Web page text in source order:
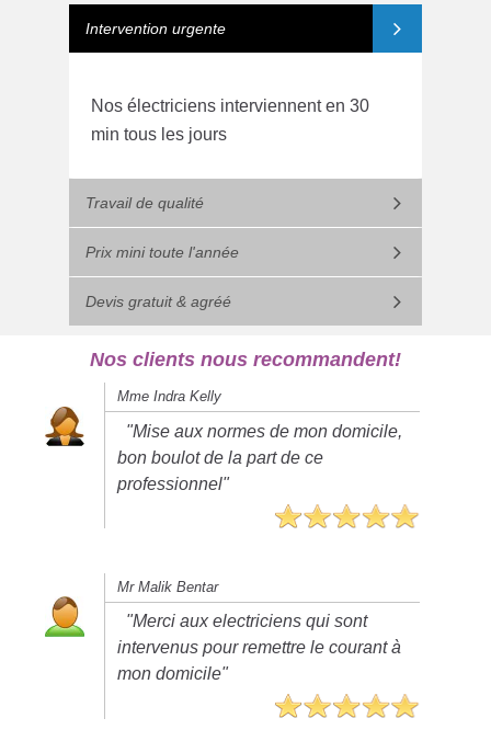
Intervention urgente
Nos électriciens interviennent en 30
min tous les jours
Travail de qualité
Prix mini toute l'année
Devis gratuit & agréé
Nos clients nous recommandent!
Mme Indra Kelly
"Mise aux normes de mon domicile,
bon boulot de la part de ce
professionnel"
Mr Malik Bentar
"Merci aux electriciens qui sont
intervenus pour remettre le courant à
mon domicile"